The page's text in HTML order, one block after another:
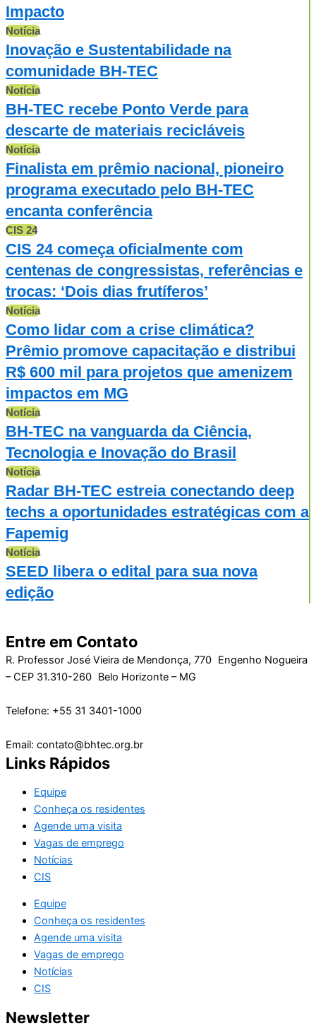
Impacto
Notícia
Inovação e Sustentabilidade na
comunidade BH-TEC
Notícia
BH-TEC recebe Ponto Verde para
descarte de materiais recicláveis
Notícia
Finalista em prêmio nacional, pioneiro
programa executado pelo BH-TEC
encanta conferência
CIS 24
CIS 24 começa oficialmente com
centenas de congressistas, referências e
trocas: ‘Dois dias frutíferos’
Notícia
Como lidar com a crise climática?
Prêmio promove capacitação e distribui
R$ 600 mil para projetos que amenizem
impactos em MG
Notícia
BH-TEC na vanguarda da Ciência,
Tecnologia e Inovação do Brasil
Notícia
Radar BH-TEC estreia conectando deep
techs a oportunidades estratégicas com a
Fapemig
Notícia
SEED libera o edital para sua nova
edição
Entre em Contato
R. Professor José Vieira de Mendonça, 770 Engenho Nogueira
– CEP 31.310-260 Belo Horizonte – MG
Telefone: +55 31 3401-1000
Email: contato@bhtec.org.br
Links Rápidos
Equipe
Conheça os residentes
Agende uma visita
Vagas de emprego
Notícias
CIS
Equipe
Conheça os residentes
Agende uma visita
Vagas de emprego
Notícias
CIS
Newsletter